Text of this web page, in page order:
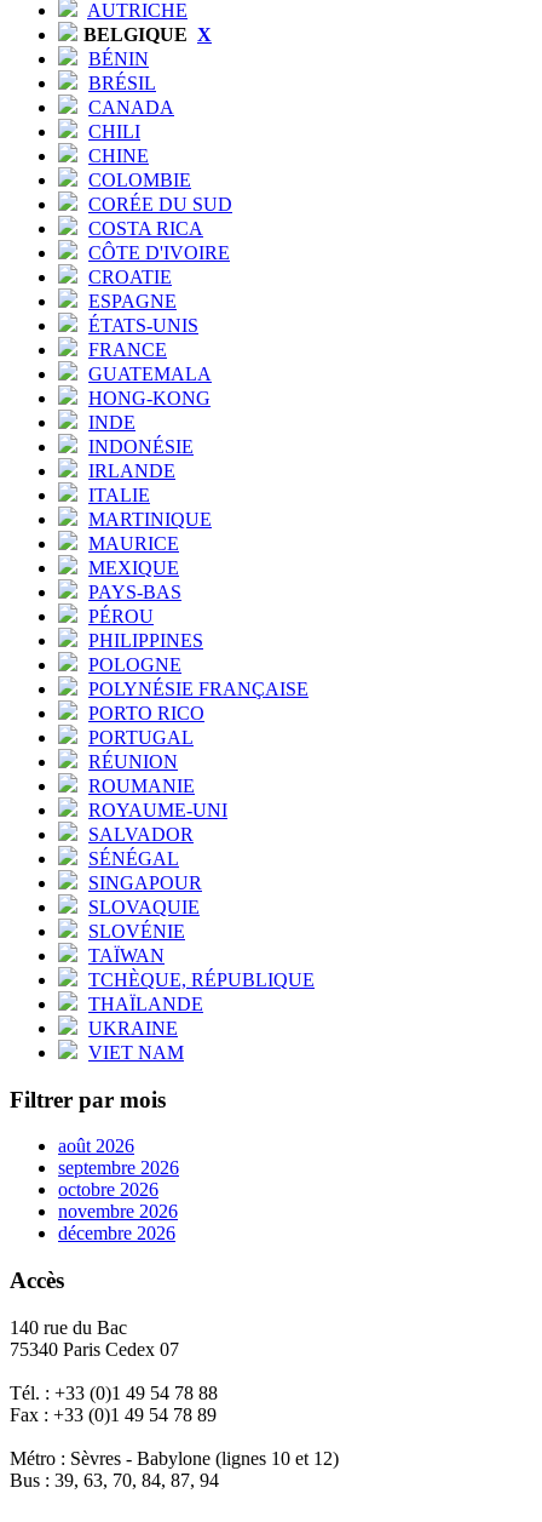
AUTRICHE
BELGIQUE X
BÉNIN
BRÉSIL
CANADA
CHILI
CHINE
COLOMBIE
CORÉE DU SUD
COSTA RICA
CÔTE D'IVOIRE
CROATIE
ESPAGNE
ÉTATS-UNIS
FRANCE
GUATEMALA
HONG-KONG
INDE
INDONÉSIE
IRLANDE
ITALIE
MARTINIQUE
MAURICE
MEXIQUE
PAYS-BAS
PÉROU
PHILIPPINES
POLOGNE
POLYNÉSIE FRANÇAISE
PORTO RICO
PORTUGAL
RÉUNION
ROUMANIE
ROYAUME-UNI
SALVADOR
SÉNÉGAL
SINGAPOUR
SLOVAQUIE
SLOVÉNIE
TAÏWAN
TCHÈQUE, RÉPUBLIQUE
THAÏLANDE
UKRAINE
VIET NAM
Filtrer par mois
août 2026
septembre 2026
octobre 2026
novembre 2026
décembre 2026
Accès
140 rue du Bac
75340 Paris Cedex 07
Tél. : +33 (0)1 49 54 78 88
Fax : +33 (0)1 49 54 78 89
Métro : Sèvres - Babylone (lignes 10 et 12)
Bus : 39, 63, 70, 84, 87, 94